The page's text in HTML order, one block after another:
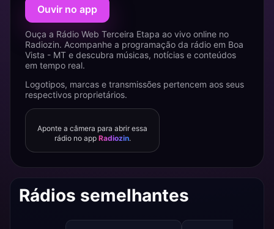
Ouvir no app
Ouça a Rádio Web Terceira Etapa ao vivo online no
Radiozin. Acompanhe a programação da rádio em Boa
Vista - MT e descubra músicas, notícias e conteúdos
em tempo real.
Logotipos, marcas e transmissões pertencem aos seus
respectivos proprietários.
Aponte a câmera para abrir essa
rádio no app Radiozin.
Rádios semelhantes